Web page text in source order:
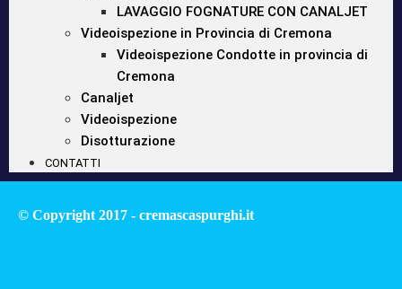
LAVAGGIO FOGNATURE CON CANALJET
Videoispezione in Provincia di Cremona
Videoispezione Condotte in provincia di
Cremona
Canaljet
Videoispezione
Disotturazione
CONTATTI
© Copyright 2017 - cremascaspurghi.it